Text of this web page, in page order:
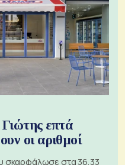
επτά
οι αριθμοί
σκαρφάλωσε στα 36,33